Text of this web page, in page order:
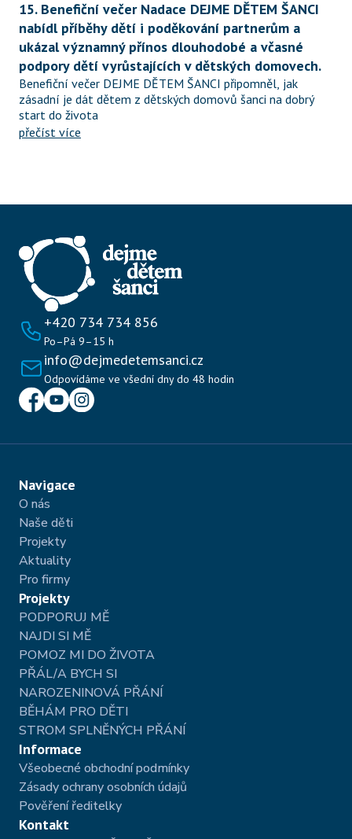
15. Benefiční večer Nadace DEJME DĚTEM ŠANCI
nabídl příběhy dětí i poděkování partnerům a
ukázal významný přínos dlouhodobé a včasné
podpory dětí vyrůstajících v dětských domovech.
Benefiční večer DEJME DĚTEM ŠANCI připomněl, jak
zásadní je dát dětem z dětských domovů šanci na dobrý
start do života
přečíst více
+420 734 734 856
Po–Pá 9–15 h
info@dejmedetemsanci.cz
Odpovídáme ve všední dny do 48 hodin
Navigace
O nás
Naše děti
Projekty
Aktuality
Pro firmy
Projekty
PODPORUJ MĚ
NAJDI SI MĚ
POMOZ MI DO ŽIVOTA
PŘÁL/A BYCH SI
NAROZENINOVÁ PŘÁNÍ
BĚHÁM PRO DĚTI
STROM SPLNĚNÝCH PŘÁNÍ
Informace
Všeobecné obchodní podmínky
Zásady ochrany osobních údajů
Pověření ředitelky
Kontakt